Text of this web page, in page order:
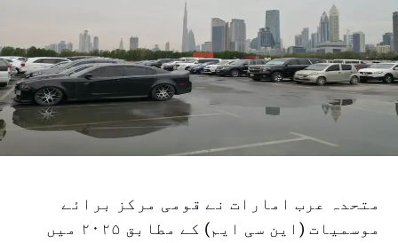
متحدہ عرب امارات نے قومی مرکز برائے
موسمیات (این سی ایم) کے مطابق ۲۰۲۵ میں